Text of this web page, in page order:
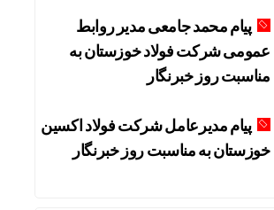
پیام محمد جامعی مدیر روابط
عمومی شرکت فولاد خوزستان به
مناسبت روز خبرنگار
پیام مدیرعامل شرکت فولاد اکسین
خوزستان به مناسبت روز خبرنگار